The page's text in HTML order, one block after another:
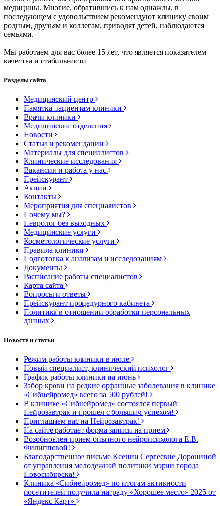
медицины. Многие, обратившись к нам однажды, в
последующем с удовольствием рекомендуют клинику своим
родным, друзьям и коллегам, приводят детей, наблюдаются
семьями.
Мы работаем для вас более 15 лет, что является показателем
качества и стабильности.
Разделы сайта
Медицинский центр
Памятка пациентам клиники
Врачи клиники
Медицинские отделения
Новости
Статьи и рекомендации
Материалы для специалистов
Клинические исследования
Вакансии и работа у нас
Прейскурант
Акции
Контакты
Мероприятия для специалистов
Почему мы?
Невролог без выходных
Медицинские услуги
Косметологические услуги
Правила клиники
Подготовка к анализам и исследованиям
Документы
Расписание работы специалистов
Карта сайта
Вопросы и ответы
Прейскурант процедурного кабинета
Политика в отношении обработки персональных
данных
Новости и статьи
Режим работы клиники в июле
Новый специалист, клинический психолог
График работы клиники на июнь
Забор крови на редкие орфанные заболевания в клинике
«Сибнейромед» всего за 500 рублей!
В клинике «Сибнейромед» состоялся первый
Нейрозавтрак и прошел с большим успехом!
Приглашаем вас на Нейрозавтрак!
На сайте работает форма записи на прием
Возобновлен прием опытного нейропсихолога Е.В.
Филипповой!
Благодарственное письмо Ксении Сергеевне Дорониной
от управления молодежной политики мэрии города
Новосибирска!
Клиника «Сибнейромед» по итогам активности
посетителей получила награду «Хорошее место» 2025 от
«Яндекс Карт»